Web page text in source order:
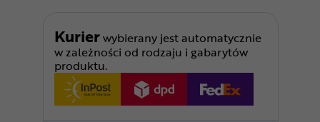
Kurierwybierany jest automatycznie
w zależności od rodzaju i gabarytów
produktu.